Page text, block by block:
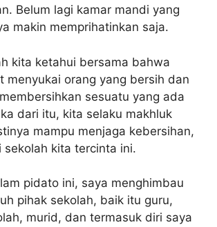
Belum lagi kamar mandi yang
makin memprihatinkan saja.
kita ketahui bersama bahwa
menyukai orang yang bersih dan
sesuatu yang ada
dari itu, kita selaku makhluk
mampu menjaga kebersihan,
sekolah kita tercinta ini.
pidato ini, saya menghimbau
pihak sekolah, baik itu guru,
murid, dan termasuk diri saya